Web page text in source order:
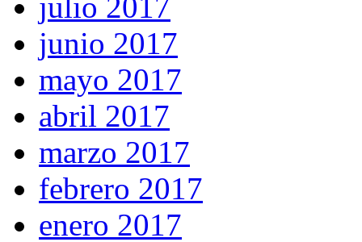
julio 2017
junio 2017
mayo 2017
abril 2017
marzo 2017
febrero 2017
enero 2017